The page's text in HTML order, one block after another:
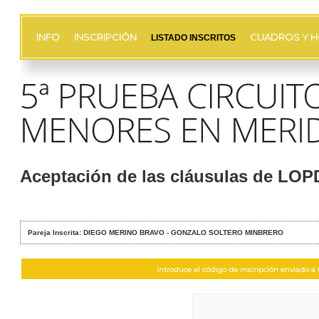
INFO INSCRIPCIÓN LISTADO INSCRITOS CUADROS Y
Aceptación de las cláusulas de
Pareja Inscrita: DIEGO MERINO BRAVO - GONZALO SOLTERO MINBRERO
Introduce el código de inscripción enviado